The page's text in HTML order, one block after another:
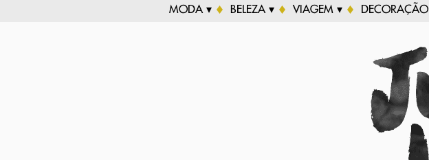
MODA ▾ BELEZA ▾ VIAGEM ▾ DECORAÇÃO